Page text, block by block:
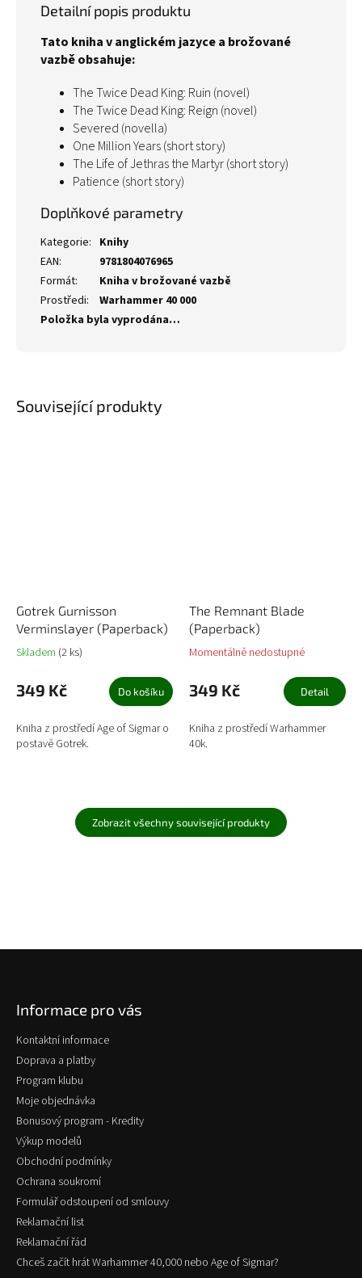
Související produkty
Gotrek Gurnisson
Verminslayer (Paperback)
Skladem (2 ks)
349 Kč Do košíku
Kniha z prostředí Age of Sigmar o
postavě Gotrek.
The Remnant Blade
(Paperback)
Momentálně nedostupné
349 Kč Detail
Kniha z prostředí Warhammer
40k.
Zobrazit všechny související produkty
Detailní popis produktu
Tato kniha v anglickém jazyce a brožované
vazbě obsahuje:
The Twice Dead King: Ruin (novel)
The Twice Dead King: Reign (novel)
Severed (novella)
One Million Years (short story)
The Life of Jethras the Martyr (short story)
Patience (short story)
Doplňkové parametry
Kategorie: Knihy
EAN:
9781804076965
Formát:
Kniha v brožované vazbě
Prostředi:
Warhammer 40 000
Položka byla vyprodána…
Informace pro vás
Kontaktní informace
Doprava a platby
Program klubu
Moje objednávka
Bonusový program - Kredity
Výkup modelů
Obchodní podmínky
Ochrana soukromí
Formulář odstoupení od smlouvy
Reklamační list
Reklamační řád
Chceš začít hrát Warhammer 40,000 nebo Age of Sigmar?